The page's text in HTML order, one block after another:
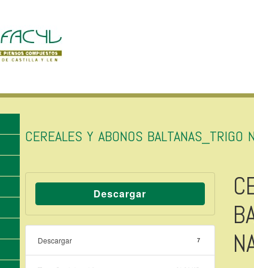
CEREALES Y ABONOS
Descargar
Descargar 7